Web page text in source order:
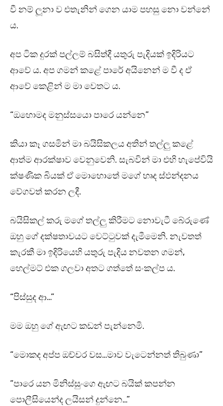
වී නම් ලූනා ව එතැනින් ගෙන යාම පහසු නො වන්නේ
ය.
අප ටික දුරක් පල්ලම් බසිත්දී යතුරු පැදියක් ඉදිරියට
ආවේ ය. අප ගමන් කළේ පාරේ අයිනෙන් ම වී ද ඒ
ආවේ කෙළින් ම මා වෙතට ය.
“ඔහොමද මනුස්සයො පාරෙ යන්නෙ”
කියා කෑ ගසමින් මා බයිසිකලය අතින් තල්ලු කළේ
ආත්ම ආරක්ෂාව වෙනුවෙනි. සැබවින් මා එහි හැපේවියි
ක්ෂණික බියක් ඒ මොහොතේ මගේ හෘද ස්ඵන්දනය
වේගවත් කරන ලදී.
බයිසිකල් කරු මගේ තල්ලු කිරීමට නොවැටී බේරුණේ
ඔහු ගේ දක්ෂතාවයට වෙට්ටුවක් දැමීමෙනි. නැවතත්
කැරකී මා ඉදිරියෙහි යතුරු පැදිය නවතන ගමන්,
හෙල්මට් එක ගලවා අතට ගත්තේ සංකල්ප ය.
“පිස්සුද ආ…”
මම ඔහු ගේ ඇඟට කඩන් පැන්නෙමි.
“මොකද අප්ප ඔච්චර වස…මාව වැටෙන්නත් තිබුණා”
“පාරෙ යන මිනිස්සුංගෙ ඇඟට බයික් කපන්න
පොලීසියෙන්ද ලයිසන් දුන්නෙ…”